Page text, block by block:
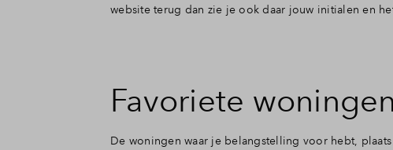
website terug dan zie je ook daar jouw initialen en
Favoriete
De woningen waar je belangstelling voor hebt,